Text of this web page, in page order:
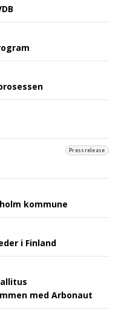
Pressrelease
kommune
i Finland
med Arbonaut